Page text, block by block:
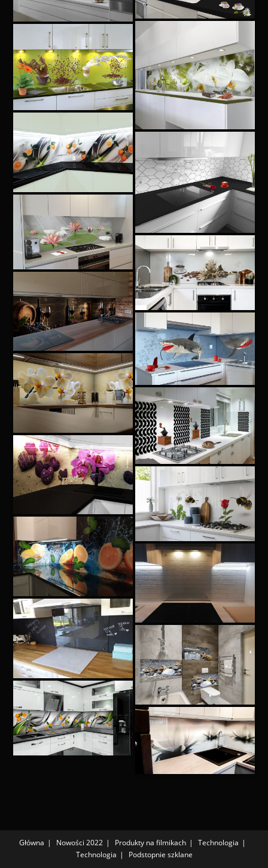
Główna Nowości 2022 Produkty na filmikach
Technologia
Technologia
Podstopnie szklane